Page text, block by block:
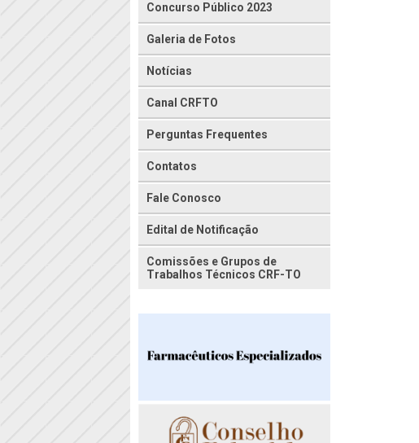
Concurso Público 2023
Galeria de Fotos
Notícias
Canal CRFTO
Perguntas Frequentes
Contatos
Fale Conosco
Edital de Notificação
Comissões e Grupos de
Trabalhos Técnicos CRF-TO